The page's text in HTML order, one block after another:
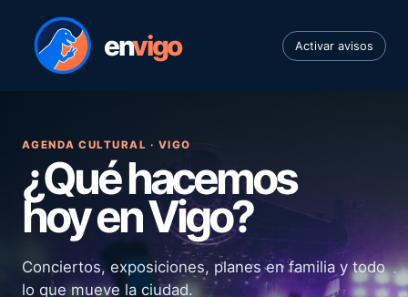
envigo Activar avisos
AGENDA CULTURAL · VIGO
¿Qué hacemos
hoy en Vigo?
Conciertos, exposiciones, planes en familia y todo
lo que mueve la ciudad.